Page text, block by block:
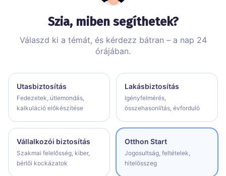
Szia, miben segíthetek?
Válaszd ki a témát, és kérdezz bátran – a nap 24
órájában.
Utasbiztosítás
Fedezetek, útlemondás,
kalkuláció előkészítése
Lakásbiztosítás
Igényfelmérés,
összehasonlítás, évforduló
Vállalkozói biztosítás
Szakmai felelősség, kiber,
bérlői kockázatok
Otthon Start
Jogosultság, feltételek,
hitelösszeg